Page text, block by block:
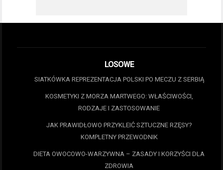
LOSOWE
SIATKÓWKA REPREZENTACJA POLSKI PO MECZU Z SERBIĄ
KOSMETYKI Z MORZA MARTWEGO: WŁAŚCIWOŚCI,
RODZAJE I ZASTOSOWANIE
JAK PRAWIDŁOWO PRZYKLEIĆ SZTUCZNE RZĘSY?
KOMPLETNY PRZEWODNIK
DIETA OWOCOWO-WARZYWNA – ZASADY I KORZYŚCI DLA
ZDROWIA